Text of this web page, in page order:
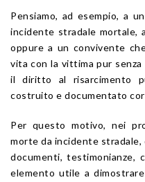
Pensiamo, ad esempio, a
incidente stradale mortale,
oppure a un convivente
vita con la vittima pur
il diritto al risarcimento
costruito e documentato
Per questo motivo, nei
morte da incidente
documenti, testimonianze,
elemento utile a